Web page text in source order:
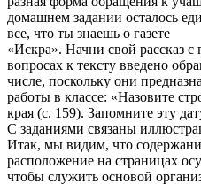
домашнем задании осталось
все, что ты знаешь о газете
«Искра». Начни свой рассказ
вопросах к тексту введено
числе, поскольку они
работы в классе: «Назовите
края (с. 159). Запомните эту
С заданиями связаны
Итак, мы видим, что
расположение на страницах
чтобы служить основой